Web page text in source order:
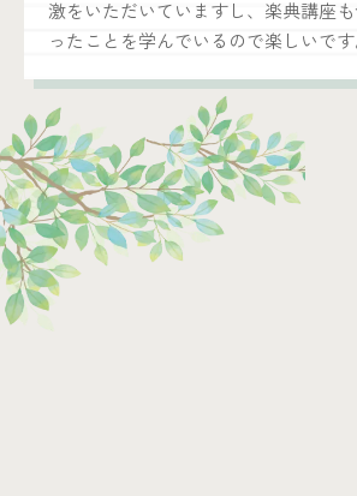
激をいただいていますし、楽典講座
ったことを学んでいるので楽しいです